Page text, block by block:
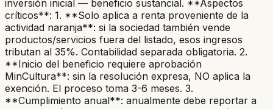
inversión inicial — beneficio sustancial. **Aspectos
críticos**: 1. **Solo aplica a renta proveniente de la
actividad naranja**: si la sociedad también vende
productos/servicios fuera del listado, esos ingresos
tributan al 35%. Contabilidad separada obligatoria. 2.
**Inicio del beneficio requiere aprobación
MinCultura**: sin la resolución expresa, NO aplica la
exención. El proceso toma 3-6 meses. 3.
**Cumplimiento anual**: anualmente debe reportar a